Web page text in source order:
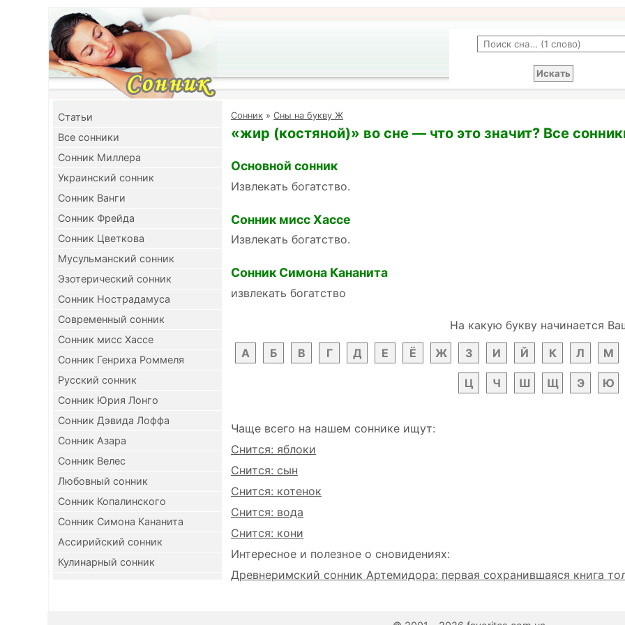
Cтатьи
Все сонники
Сонник Миллера
Украинский сонник
Сонник Ванги
Сонник Фрейда
Сонник Цветкова
Мусульманский сонник
Эзотерический сонник
Сонник Нострадамуса
Современный сонник
Сонник мисс Хассе
Сонник Генриха Роммеля
Русский сонник
Сонник Юрия Лонго
Сонник Дэвида Лоффа
Сонник Азара
Сонник Велес
Любовный сонник
Сонник Копалинского
Сонник Симона Кананита
Ассирийский сонник
Кулинарный сонник
Cонник » Сны на букву Ж
«жир (костяной)» во сне — что это значит? Все
Основной сонник
Извлекать богатство.
Сонник мисс Хассе
Извлекать богатство.
Сонник Симона Кананита
извлекать богатство
На какую букву начинается
А
Б В Г Д Е Ё Ж З И Й К Л М
Ц Ч Ш Щ Э Ю
Чаще всего на нашем соннике ищут:
Снится: яблоки
Снится: сын
Снится: котенок
Снится: вода
Снится: кони
Интересное и полезное о сновидениях:
Древнеримский сонник Артемидора: первая сохранившаяся книга